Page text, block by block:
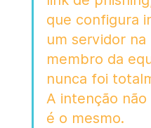
que configura
um servidor
membro da
nunca foi
A intenção
é o mesmo.